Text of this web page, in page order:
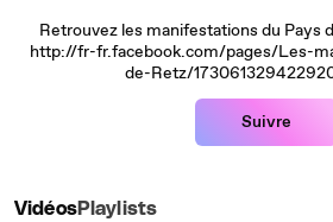
Retrouvez les manifestations du Pays de Retz sur Facebook :
http://fr-fr.facebook.com/pages/Les-
de-Retz/
Suivre
VidéosPlaylists